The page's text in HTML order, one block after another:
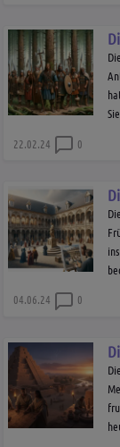
22.02.24
0
04.06.24
0